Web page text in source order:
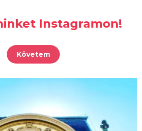
Instagramon!
Követem